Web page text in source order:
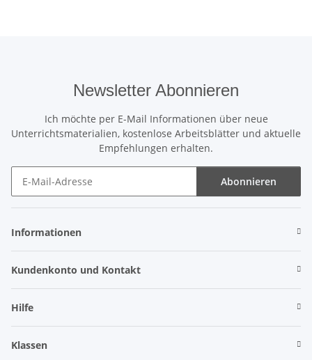
Newsletter Abonnieren
Ich möchte per E-Mail Informationen über neue
Unterrichtsmaterialien, kostenlose Arbeitsblätter und aktuelle
Empfehlungen erhalten.
Abonnieren
Informationen
Kundenkonto und Kontakt
Hilfe
Klassen